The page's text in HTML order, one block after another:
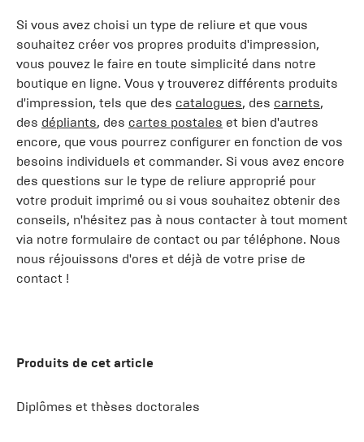
Si vous avez choisi un type de reliure et que vous
souhaitez créer vos propres produits d'impression,
vous pouvez le faire en toute simplicité dans notre
boutique en ligne. Vous y trouverez différents produits
d'impression, tels que des catalogues, des carnets,
des dépliants, des cartes postales et bien d'autres
encore, que vous pourrez configurer en fonction de vos
besoins individuels et commander. Si vous avez encore
des questions sur le type de reliure approprié pour
votre produit imprimé ou si vous souhaitez obtenir des
conseils, n'hésitez pas à nous contacter à tout moment
via notre formulaire de contact ou par téléphone. Nous
nous réjouissons d'ores et déjà de votre prise de
contact !
Produits de cet article
Diplômes et thèses doctorales